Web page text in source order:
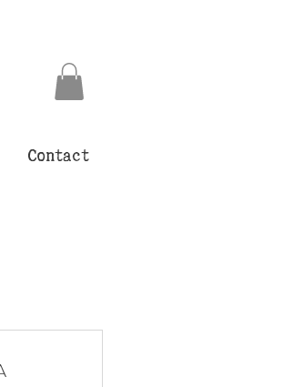
Contact